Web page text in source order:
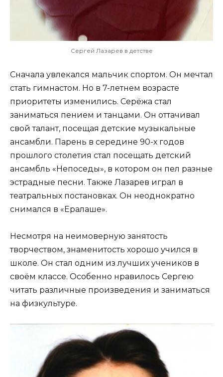
Сергей Лазарев в детстве
Сначала увлекался мальчик спортом. Он мечтал
стать гимнастом. Но в 7-летнем возрасте
приоритеты изменились. Серёжа стал
заниматься пением и танцами. Он оттачивал
свой талант, посещая детские музыкальные
ансамбли. Парень в середине 90-х годов
прошлого столетия стал посещать детский
ансамбль «Непоседы», в котором он пел разные
эстрадные песни. Также Лазарев играл в
театральных постановках. Он неоднократно
снимался в «Ералаше».
Несмотря на неимоверную занятость
творчеством, знаменитость хорошо учился в
школе. Он стал одним из лучших учеников в
своём классе. Особенно нравилось Сергею
читать различные произведения и заниматься
на физкультуре.